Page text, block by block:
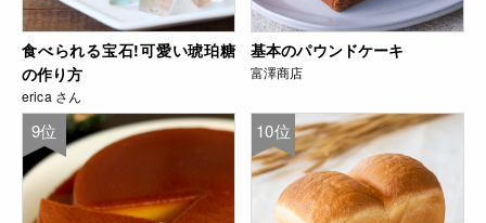
食べられる宝石!可愛い琥珀糖
の作り方
erica さん
基本のパウンドケーキ
富澤商店
9位 10位